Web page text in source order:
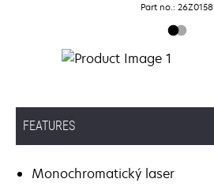
Part no.: 26Z0158
FEATURES
Monochromatický laser